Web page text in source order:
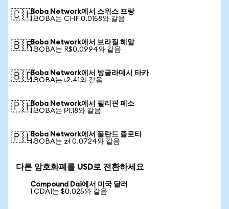
🇨🇭Boba Network에서 스위스 프랑
1 BOBA는 CHF 0.0158와 같음
🇧🇷Boba Network에서 브라질 헤알
1 BOBA는 R$0.0994와 같음
🇧🇩Boba Network에서 방글라데시 타카
1 BOBA는 ৳2.41와 같음
🇵🇭Boba Network에서 필리핀 페소
1 BOBA는 ₱1.18와 같음
🇵🇱Boba Network에서 폴란드 즐로티
1 BOBA는 zł 0.0724와 같음
다른 암호화폐를 USD로 전환하세요
Compound Dai에서 미국 달러
1 CDAI는 $0.025와 같음